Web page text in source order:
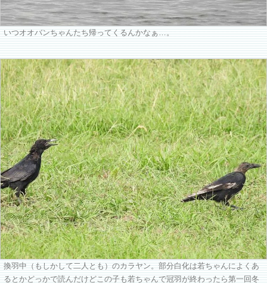
いつオオバンちゃんたち帰ってくるんかなぁ…。
換羽中（もしかして二人とも）のカラヤン。部分白化は若ちゃんによくあ
るとかどっかで読んだけどこの子も若ちゃんで冠羽が終わったら第一回冬